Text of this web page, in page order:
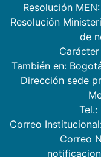
Resolución
Resolución
de
También en:
Dirección sede
Correo
Correo